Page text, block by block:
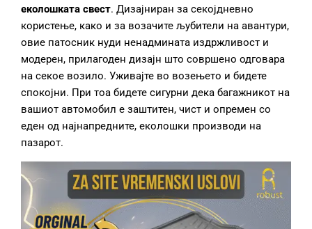
еколошката свест. Дизајниран за секојдневно
користење, како и за возачите љубители на авантури,
овие патосник нуди ненадмината издржливост и
модерен, прилагоден дизајн што совршено одговара
на секое возило. Уживајте во возењето и бидете
спокојни. При тоа бидете сигурни дека багажникот на
вашиот автомобил е заштитен, чист и опремен со
еден од најнапредните, еколошки производи на
пазарот.